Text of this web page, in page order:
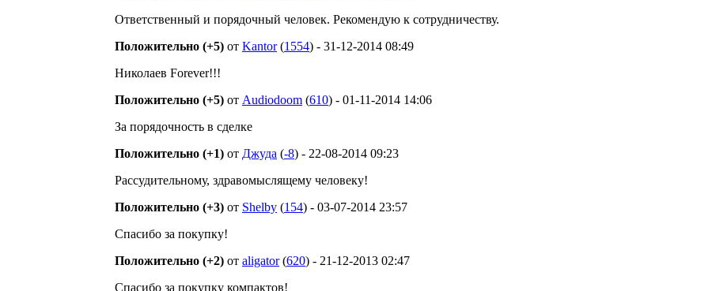
Ответственный и порядочный человек. Рекомендую к сотрудничеству.
Положительно (+5) от Kantor(1554) - 31-12-2014 08:49
Николаев Forever!!!
Положительно (+5) от Audiodoom (610) - 01-11-2014 14:06
За порядочность в сделке
Положительно (+1) от Джуда (-8) - 22-08-2014 09:23
Рассудительному, здравомыслящему человеку!
Положительно (+3) от Shelby (154) - 03-07-2014 23:57
Спасибо за покупку!
Положительно (+2) от aligator(620) - 21-12-2013 02:47
Спасибо за покупку компактов!